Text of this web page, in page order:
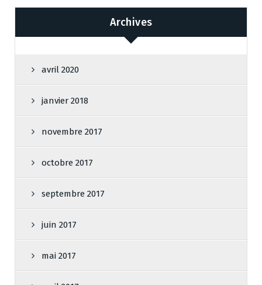
Archives
avril 2020
janvier 2018
novembre 2017
octobre 2017
septembre 2017
juin 2017
mai 2017